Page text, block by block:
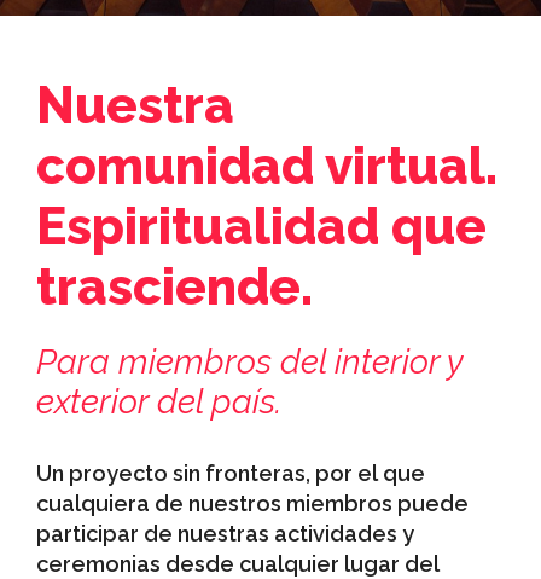
Nuestra
comunidad virtual.
Espiritualidad que
trasciende.
Para miembros del interior y
exterior del país.
Un proyecto sin fronteras, por el que
cualquiera de nuestros miembros puede
participar de nuestras actividades y
ceremonias desde cualquier lugar del